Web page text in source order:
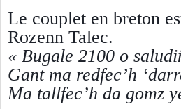
Le couplet en breton
Rozenn Talec.
« Bugale 2100 o
Gant ma redfec’h
Ma tallfec’h da gomz